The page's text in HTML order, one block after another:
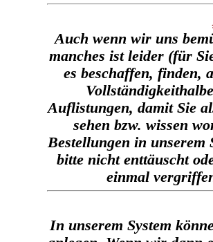
Auch wenn wir uns
manches ist leider (für
es beschaffen, finden,
Auflistungen, damit Sie
sehen bzw. wissen
Bestellungen in unserem
bitte nicht enttäuscht
einmal
In unserem System